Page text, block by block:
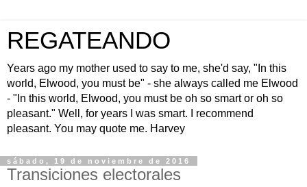
REGATEANDO
Years ago my mother used to say to me, she'd say, "In this
world, Elwood, you must be" - she always called me Elwood
- "In this world, Elwood, you must be oh so smart or oh so
pleasant." Well, for years I was smart. I recommend
pleasant. You may quote me. Harvey
sábado, 19 de noviembre de 2016
Transiciones electorales